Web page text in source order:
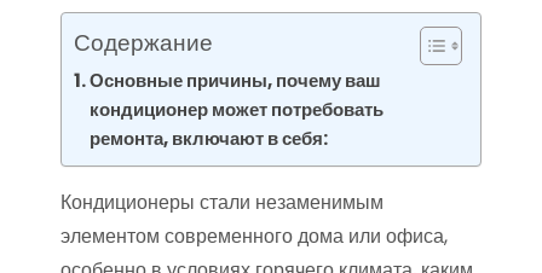
Содержание
Основные причины, почему ваш
кондиционер может потребовать
ремонта, включают в себя:
Кондиционеры стали незаменимым
элементом современного дома или офиса,